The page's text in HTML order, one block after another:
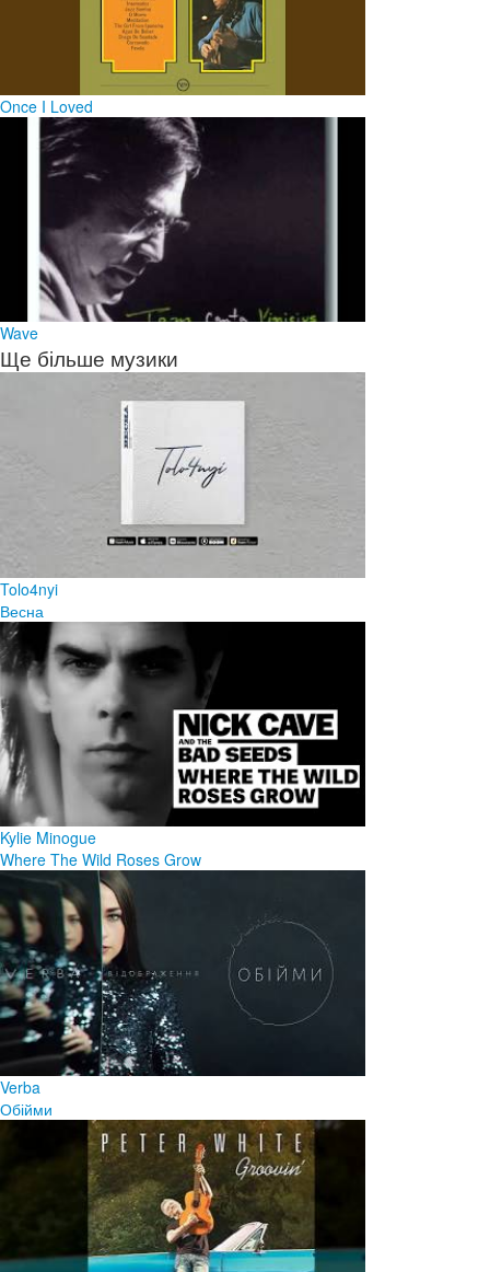
Once I Loved
Wave
Ще більше музики
Tolo4nyi
Весна
Kylie Minogue
Where The Wild Roses Grow
Verba
Обійми